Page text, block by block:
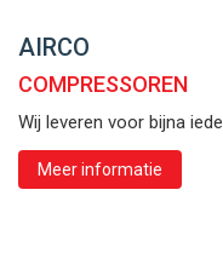
AIRCO
COMPRESSOREN
Wij leveren voor bijna
Meer informatie